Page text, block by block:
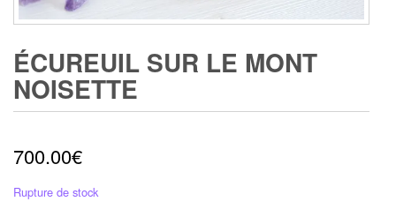
ÉCUREUIL SUR LE MONT
NOISETTE
700.00€
Rupture de stock